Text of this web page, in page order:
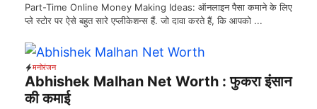
Part-Time Online Money Making Ideas: ऑनलाइन पैसा कमाने के लिए
प्ले स्टोर पर ऐसे बहुत सारे एप्लीकेशन्स हैं. जो दावा करते हैं, कि आपको ...
मनोरंजन
Abhishek Malhan Net Worth : फुकरा इंसान
की कमाई